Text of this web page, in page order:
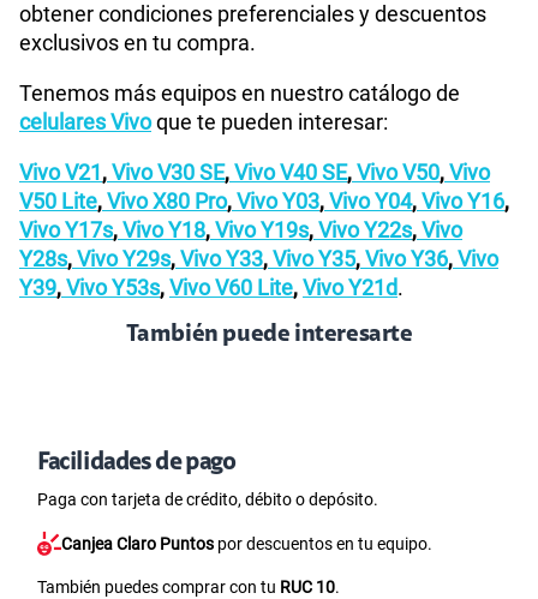
obtener condiciones preferenciales y descuentos
exclusivos en tu compra.
Tenemos más equipos en nuestro catálogo de
celulares Vivoque te pueden interesar:
Vivo V21,Vivo V30 SE,Vivo V40 SE,Vivo V50,Vivo
V50 Lite,Vivo X80 Pro,Vivo Y03,Vivo Y04,Vivo Y16,
Vivo Y17s,Vivo Y18,Vivo Y19s,Vivo Y22s,Vivo
Y28s,Vivo Y29s,Vivo Y33,Vivo Y35,Vivo Y36,Vivo
Y39,Vivo Y53s,Vivo V60 Lite,Vivo Y21d.
También puede interesarte
Facilidades de pago
Paga con tarjeta de crédito, débito o depósito.
Canjea Claro Puntos por descuentos en tu equipo.
También puedes comprar con tu RUC 10.